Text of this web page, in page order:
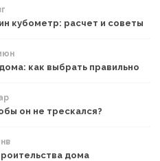
кубометр: расчет и советы
как выбрать правильно
он не трескался?
дома